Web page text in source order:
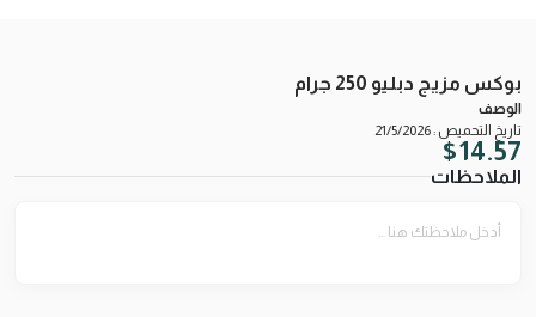
بوكس مزيج دبليو 250 جرام
الوصف
تاريخ التحميص : 21/5/2026
14.57
$
الملاحظات